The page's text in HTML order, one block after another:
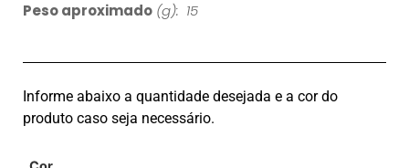
Peso aproximado (g): 15
Informe abaixo a quantidade desejada e a cor do
produto caso seja necessário.